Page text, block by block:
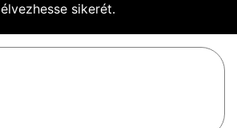
élvezhesse sikerét.